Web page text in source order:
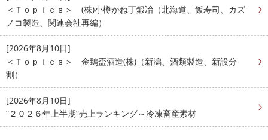
＜Ｔｏｐｉｃｓ＞ (株)小樽かね丁鍛冶（北海道、飯寿司、カズ
ノコ製造、関連会社再編）
[2026年8月10日]
＜Ｔｏｐｉｃｓ＞ 金鵄盃酒造(株)（新潟、酒類製造、新設分
割）
[2026年8月10日]
“２０２６年上半期”売上ランキング～冷凍畜産素材